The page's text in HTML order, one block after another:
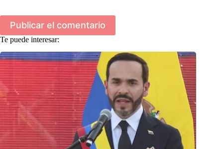
Publicar el comentario
Te puede interesar: